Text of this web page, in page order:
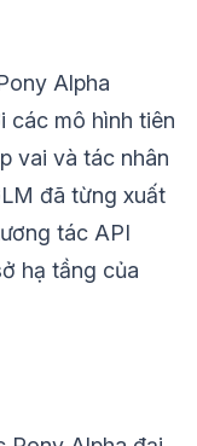
Alpha
các mô hình tiên
vai và tác nhân
đã từng xuất
tác API
hạ tầng của